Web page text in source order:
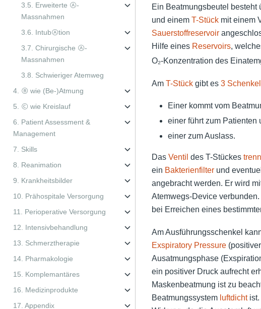
3.5. Erweiterte Ⓐ-
Massnahmen
3.6. IntubⒶtion
3.7. Chirurgische Ⓐ-
Massnahmen
3.8. Schwieriger Atemweg
4. Ⓑ wie (Be-)Atmung
5. Ⓒ wie Kreislauf
6. Patient Assessment &
Management
7. Skills
8. Reanimation
9. Krankheitsbilder
10. Prähospitale Versorgung
11. Perioperative Versorgung
12. Intensivbehandlung
13. Schmerztherapie
14. Pharmakologie
15. Komplemantäres
16. Medizinprodukte
17. Appendix
Ein Beatmungsbeutel
und einem T-Stückmit einem
Sauerstoffreservoir
Hilfe eines Reservoirs,
O₂-Konzentration des
Am T-Stückgibt es 3 Schenkel
Einer kommt vom
einer führt zum Patienten
einer zum Auslass.
Das Ventil des T-Stückes
ein Bakterienfilterund
angebracht werden. Er wird
Atemwegs-Device
bei Erreichen eines
Am Ausführungsschenkel
Exspiratory Pressure(positiver
Ausatmungsphase
ein positiver Druck aufrecht
Maskenbeatmung ist zu
Beatmungssystem luftdichtist.